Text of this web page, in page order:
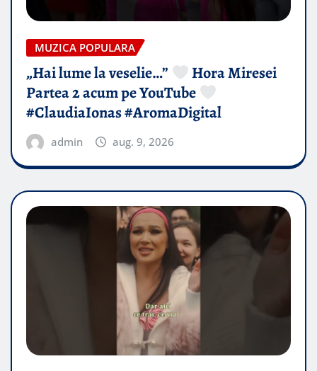
MUZICA POPULARA
„Hai lume la veselie…”
Hora Miresei
Partea 2 acum pe YouTube
#ClaudiaIonas #AromaDigital
admin aug. 9, 2026